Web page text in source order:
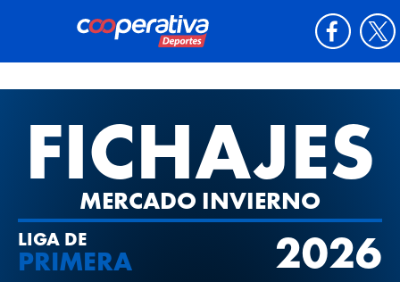
FICHAJES
MERCADO INVIERNO
LIGA DE
PRIMERA 2026